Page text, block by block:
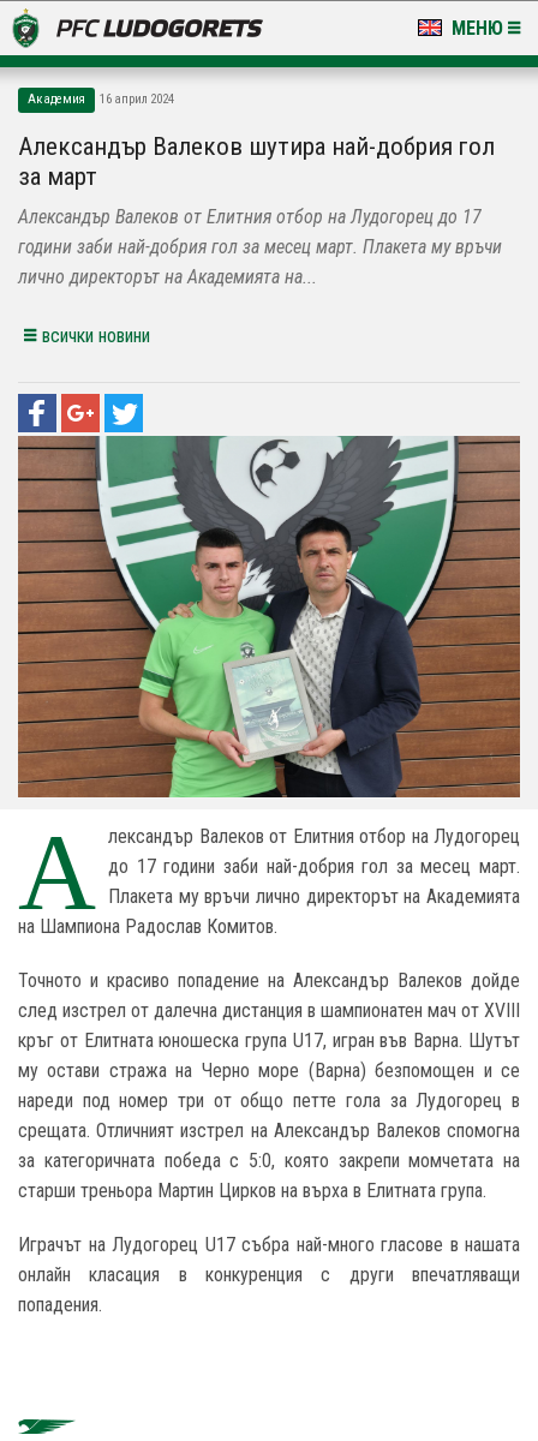
МЕНЮ
LUDOGORETS TV
НА ТЕРЕНА
СТАДИОН & БАЗИ
Академия 16 април 2024
Александър Валеков шутира най-добрия гол
за март
Александър Валеков от Елитния отбор на Лудогорец до 17
години заби най-добрия гол за месец март. Плакета му връчи
лично директорът на Академията на...
всички новини
А лександър Валеков от Елитния отбор на Лудогорец
до 17 години заби най-добрия гол за месец март.
Плакета му връчи лично директорът на Академията
на Шампиона Радослав Комитов.
Точното и красиво попадение на Александър Валеков дойде
след изстрел от далечна дистанция в шампионатен мач от XVIII
кръг от Елитната юношеска група U17, игран във Варна. Шутът
му остави стража на Черно море ( Варна)безпомощен и се
нареди под номер три от общо петте гола за Лудогорец в
срещата. Отличният изстрел на Александър Валеков спомогна
за категоричната победа с 5:0, която закрепи момчетата на
старши треньора Мартин Цирков на върха в Елитната група.
Играчът на Лудогорец U17 събра най-много гласове в нашата
онлайнкласация в конкуренция с други впечатляващи
попадения.